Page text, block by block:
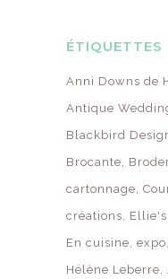
ÉTIQUETTES
Anni Downs de
Antique
Blackbird
Brocante
cartonnage
créations
En cuisine expo
Hélène Leberre